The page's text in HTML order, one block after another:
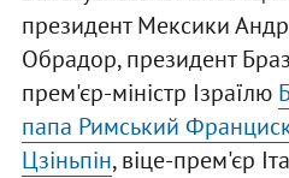
президент Мексики
Обрадор, президент
прем'єр-міністр Ізраїлю
папа Римський
Цзіньпін, віце-прем'єр